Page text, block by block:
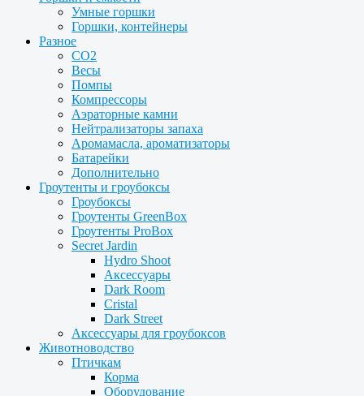
Умные горшки
Горшки, контейнеры
Разное
CO2
Весы
Помпы
Компрессоры
Аэраторные камни
Нейтрализаторы запаха
Аромамасла, ароматизаторы
Батарейки
Дополнительно
Гроутенты и гроубоксы
Гроубоксы
Гроутенты GreenBox
Гроутенты ProBox
Secret Jardin
Hydro Shoot
Аксессуары
Dark Room
Cristal
Dark Street
Аксессуары для гроубоксов
Животноводство
Птичкам
Корма
Оборудование